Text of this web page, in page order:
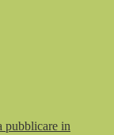
pubblicare in